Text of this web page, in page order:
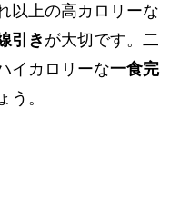
以上の高カロリーな
引き が大切です。二
イカロリーな一食完
う。